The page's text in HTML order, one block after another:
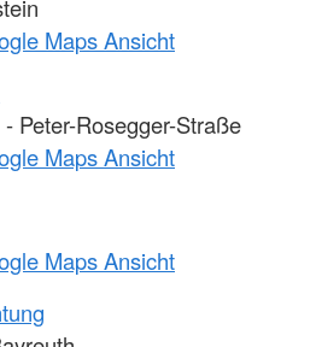
Maps Ansicht
Peter-Rosegger-Straße
Maps Ansicht
Maps Ansicht